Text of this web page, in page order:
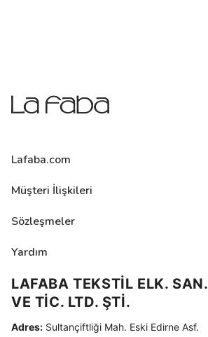
Lafaba.com
Müşteri İlişkileri
Sözleşmeler
Yardım
LAFABA TEKSTİL ELK. SAN.
VE TİC. LTD. ŞTİ.
Adres: Sultançiftliği Mah. Eski Edirne Asf.